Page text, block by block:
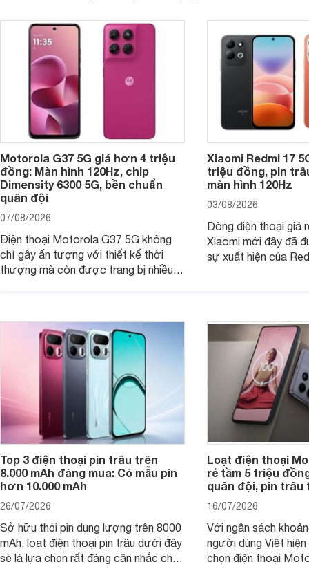
Motorola G37 5G giá hơn 4 triệu
đồng: Màn hình 120Hz, chip
Dimensity 6300 5G, bền chuẩn
quân đội
07/08/2026
Điện thoại Motorola G37 5G không
chỉ gây ấn tượng với thiết kế thời
thượng mà còn được trang bị nhiều
Xiaomi Redmi 17
triệu đồng, pin
màn hình 120Hz
03/08/2026
Dòng điện thoại giá
Xiaomi mới đây đã
sự xuất hiện của
Top 3 điện thoại pin trâu trên
8.000 mAh đáng mua: Có mẫu pin
hơn 10.000 mAh
26/07/2026
Sở hữu thỏi pin dung lượng trên 8000
mAh, loạt điện thoại pin trâu dưới đây
sẽ là lựa chọn rất đáng cân nhắc cho
Loạt điện thoại
rẻ tầm 5 triệu
quân đội, pin trâu
16/07/2026
Với ngân sách
người dùng Việt
chọn điện thoại